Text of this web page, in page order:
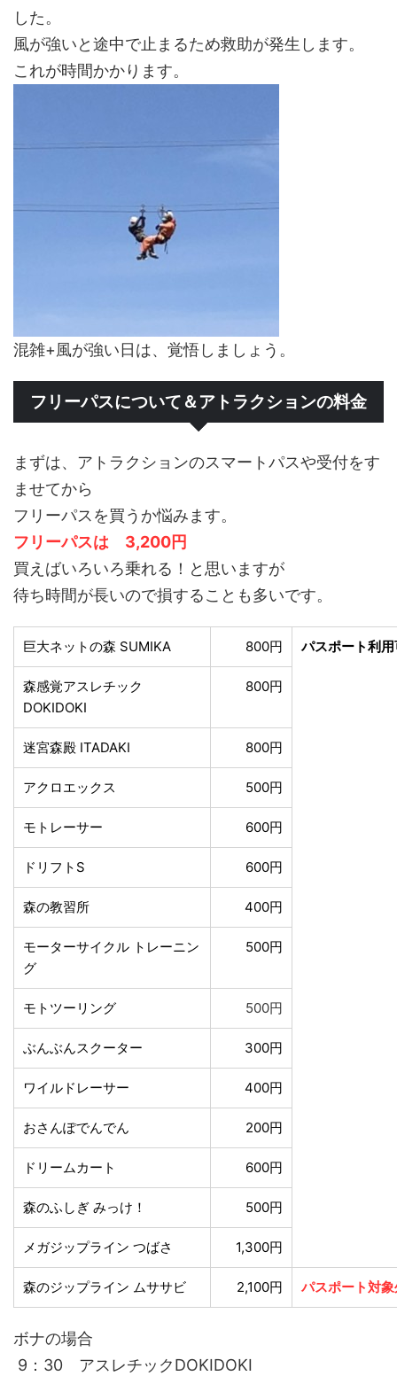
した。
風が強いと途中で止まるため救助が発生します。
これが時間かかります。
混雑+風が強い日は、覚悟しましょう。
フリーパスについて＆アトラクションの料金
まずは、アトラクションのスマートパスや受付をす
ませてから
フリーパスを買うか悩みます。
フリーパスは 3,200円
買えばいろいろ乗れる！と思いますが
待ち時間が長いので損することも多いです。
巨大ネットの森 SUMIKA 800円 パスポート利
森感覚アスレチック
DOKIDOKI
800円
迷宮森殿 ITADAKI 800円
アクロエックス 500円
モトレーサー 600円
ドリフトS 600円
森の教習所 400円
モーターサイクル トレーニン
グ
500円
モトツーリング 500円
ぶんぶんスクーター 300円
ワイルドレーサー 400円
おさんぽでんでん 200円
ドリームカート 600円
森のふしぎ みっけ！ 500円
メガジップライン つばさ 1,300円
森のジップライン ムササビ 2,100円 パスポート対
ボナの場合
9：30 アスレチックDOKIDOKI